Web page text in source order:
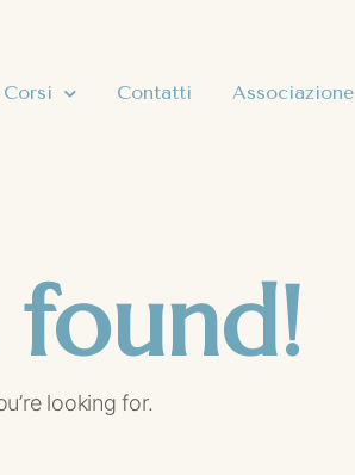
Corsi Contatti Associazione
found!
looking for.